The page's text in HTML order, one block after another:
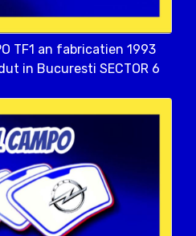
TF1 an fabricatien 1993
in Bucuresti SECTOR 6